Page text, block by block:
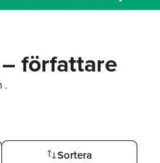
författare
.
Sortera